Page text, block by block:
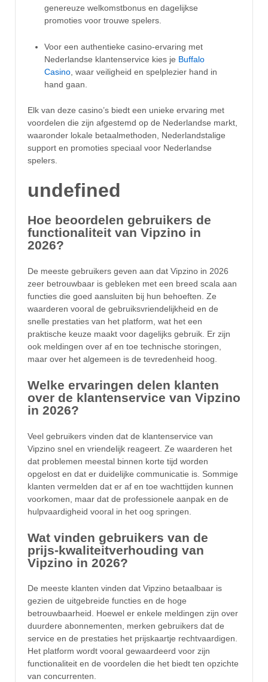
genereuze welkomstbonus en dagelijkse
promoties voor trouwe spelers.
Voor een authentieke casino-ervaring met
Nederlandse klantenservice kies je Buffalo
Casino , waar veiligheid en spelplezier hand in
hand gaan.
Elk van deze casino’s biedt een unieke ervaring met
voordelen die zijn afgestemd op de Nederlandse markt,
waaronder lokale betaalmethoden, Nederlandstalige
support en promoties speciaal voor Nederlandse
spelers.
undefined
Hoe beoordelen gebruikers de
functionaliteit van Vipzino in
2026?
De meeste gebruikers geven aan dat Vipzino in 2026
zeer betrouwbaar is gebleken met een breed scala aan
functies die goed aansluiten bij hun behoeften. Ze
waarderen vooral de gebruiksvriendelijkheid en de
snelle prestaties van het platform, wat het een
praktische keuze maakt voor dagelijks gebruik. Er zijn
ook meldingen over af en toe technische storingen,
maar over het algemeen is de tevredenheid hoog.
Welke ervaringen delen klanten
over de klantenservice van Vipzino
in 2026?
Veel gebruikers vinden dat de klantenservice van
Vipzino snel en vriendelijk reageert. Ze waarderen het
dat problemen meestal binnen korte tijd worden
opgelost en dat er duidelijke communicatie is. Sommige
klanten vermelden dat er af en toe wachttijden kunnen
voorkomen, maar dat de professionele aanpak en de
hulpvaardigheid vooral in het oog springen.
Wat vinden gebruikers van de
prijs-kwaliteitverhouding van
Vipzino in 2026?
De meeste klanten vinden dat Vipzino betaalbaar is
gezien de uitgebreide functies en de hoge
betrouwbaarheid. Hoewel er enkele meldingen zijn over
duurdere abonnementen, merken gebruikers dat de
service en de prestaties het prijskaartje rechtvaardigen.
Het platform wordt vooral gewaardeerd voor zijn
functionaliteit en de voordelen die het biedt ten opzichte
van concurrenten.